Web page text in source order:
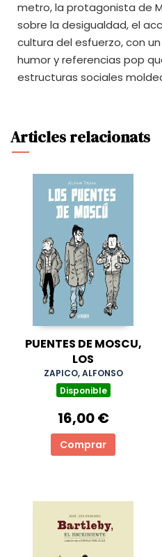
metro, la protagonista de
sobre la desigualdad, el
cultura del esfuerzo, con
humor y referencias pop
estructuras sociales
Articles relacionats
PUENTES DE MOSCU,
LOS
ZAPICO, ALFONSO
Disponible
16,00 €
Comprar